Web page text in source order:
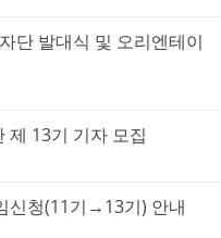
단 발대식 및 오리엔테이
제 13기 기자 모집
신청(11기→13기) 안내